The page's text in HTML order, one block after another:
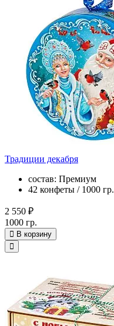
Традиции декабря
состав: Премиум
42 конфеты / 1000 гр.
2 550 ₽
1000 гр.
В корзину